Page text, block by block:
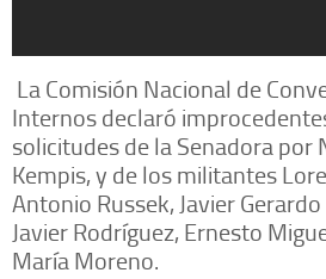
La Comisión Nacional de
Internos declaró
solicitudes de la Senadora por
Kempis, y de los militantes
Antonio Russek, Javier
Javier Rodríguez, Ernesto
María Moreno.